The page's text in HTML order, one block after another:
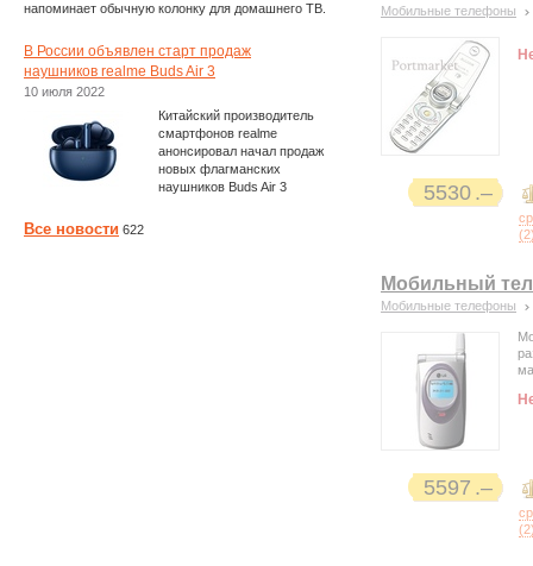
Мобильные телефоны
5530
(2
Мобильный
Мобильные телефоны
5597
(2
напоминает обычную колонку для домашнего ТВ.
В России объявлен старт продаж
наушников realme Buds Air 3
10 июля 2022
Китайский производитель
смартфонов realme
анонсировал начал продаж
новых флагманских
наушников Buds Air 3
Все новости 622